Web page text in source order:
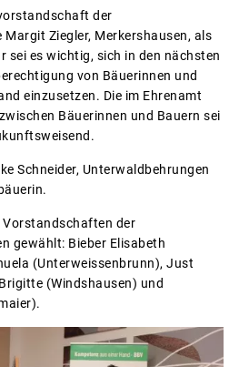
der
Ziegler, Merkershausen, als
sei es wichtig, sich in den nächsten
von Bäuerinnen und
einzusetzen. Die im Ehrenamt
Bäuerinnen und Bauern sei
Schneider, Unterwaldbehrungen
Vorstandschaften der
gewählt: Bieber Elisabeth
(Unterweissenbrunn), Just
(Windshausen) und